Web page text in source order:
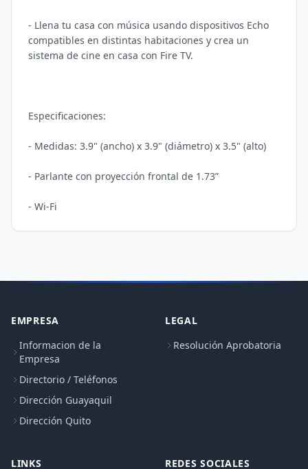
- Llena tu casa con música usando dispositivos Echo
compatibles en distintas habitaciones y crea un
sistema de cine en casa con Fire TV.
Especificaciones:
- Medidas: 3.9" (ancho) x 3.9" (diámetro) x 3.5" (alto)
- Parlante con proyección frontal de 1.73”
- Wi-Fi
EMPRESA
Informacion de la
Empresa
Directorio / Teléfonos
Dirección Guayaquil
Dirección Quito
LEGAL
Resolución Aprobatoria
LINKS REDES SOCIALES